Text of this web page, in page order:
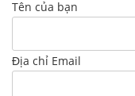
Tên của bạn
Địa chỉ Email